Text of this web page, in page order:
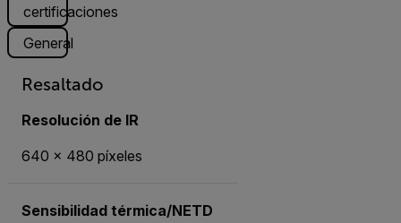
certificaciones
General
Resaltado
Resolución de IR
640 × 480 píxeles
Sensibilidad térmica/NETD